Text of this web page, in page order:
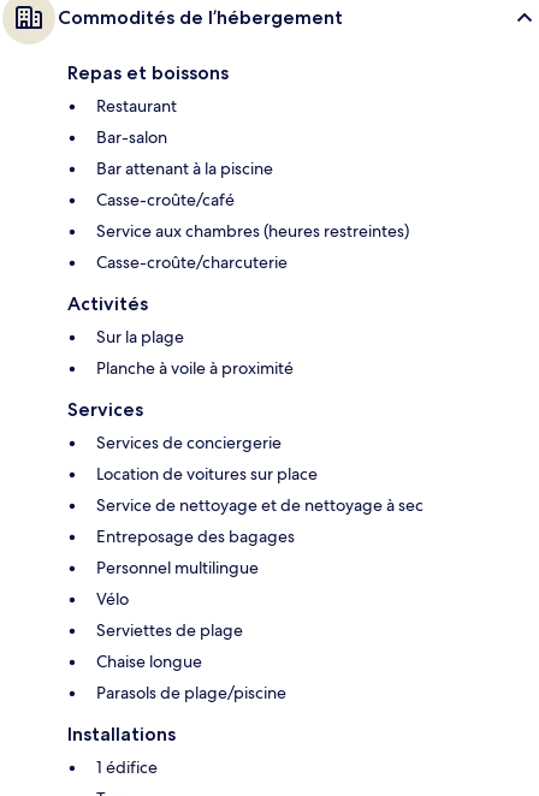
Commodités de l’hébergement
Repas et boissons
Restaurant
Bar-salon
Bar attenant à la piscine
Casse-croûte/café
Service aux chambres (heures restreintes)
Casse-croûte/charcuterie
Activités
Sur la plage
Planche à voile à proximité
Services
Services de conciergerie
Location de voitures sur place
Service de nettoyage et de nettoyage à sec
Entreposage des bagages
Personnel multilingue
Vélo
Serviettes de plage
Chaise longue
Parasols de plage/piscine
Installations
1 édifice